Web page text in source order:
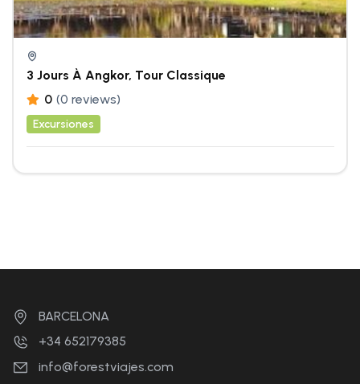
3 Jours À Angkor, Tour Classique
0 (0 reviews)
Excursiones
BARCELONA
+34 652179385
info@forestviajes.com